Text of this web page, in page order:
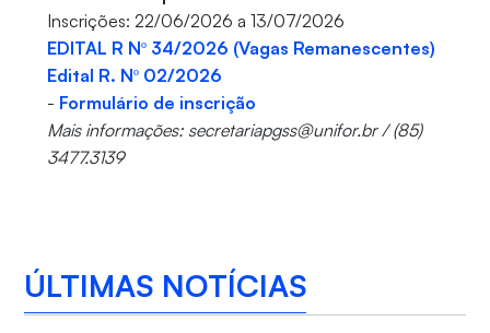
Inscrições: 22/06/2026 a 13/07/2026
EDITAL R Nº 34/2026 (Vagas Remanescentes)
Edital R. Nº 02/2026
- Formulário de inscrição
Mais informações: secretariapgss@unifor.br / (85)
3477.3139
ÚLTIMAS NOTÍCIAS